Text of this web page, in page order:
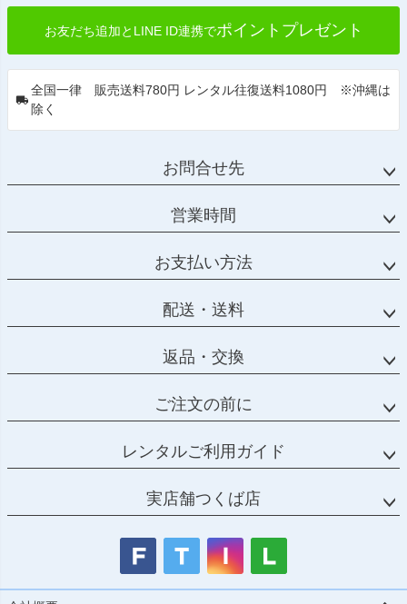
お友だち追加とLINE ID連携でポイントプレゼント
全国一律 販売送料780円 レンタル往復送料1080円 ※沖縄は
除く
お問合せ先
営業時間
お支払い方法
配送・送料
返品・交換
ご注文の前に
レンタルご利用ガイド
実店舗つくば店